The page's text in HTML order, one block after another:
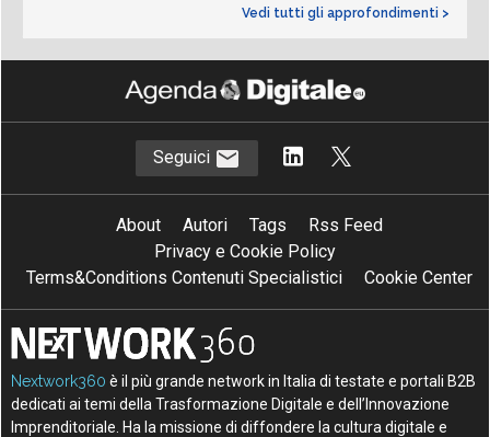
Vedi tutti gli approfondimenti >
Seguici
About Autori Tags
Rss Feed
Privacy e Cookie Policy
Terms&Conditions Contenuti Specialistici
Cookie Center
Nextwork360 è il più grande network in Italia di testate e portali B2B
dedicati ai temi della Trasformazione Digitale e dell’Innovazione
Imprenditoriale. Ha la missione di diffondere la cultura digitale e